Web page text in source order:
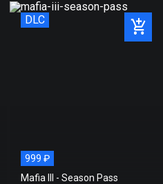
DLC
999 ₽
Mafia III - Season Pass